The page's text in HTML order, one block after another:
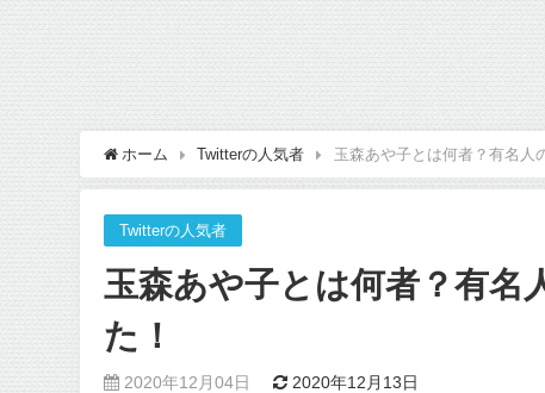
ホーム Twitterの人気者 玉森あや子とは何者？有名人
Twitterの人気者
玉森あや子とは何者？有名
た！
2020年12月04日 2020年12月13日